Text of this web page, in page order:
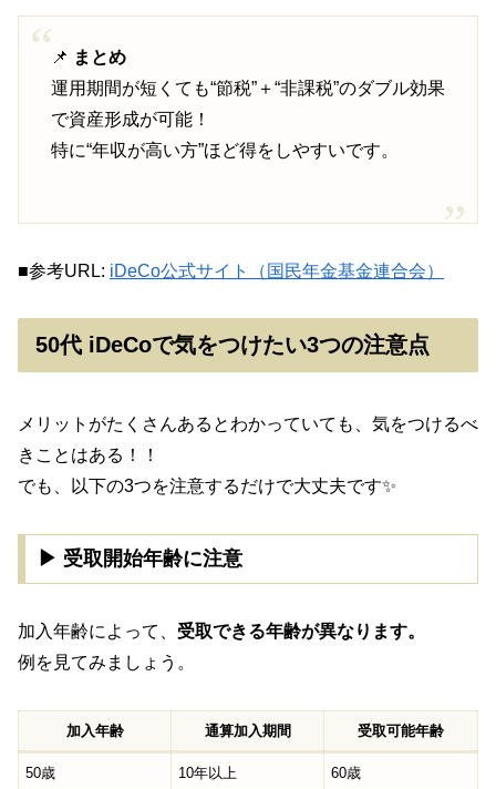
📌 まとめ
運用期間が短くても“節税”＋“非課税”のダブル効果
で資産形成が可能！
特に“年収が高い方”ほど得をしやすいです。
■参考URL: iDeCo公式サイト（国民年金基金連合会）
50代 iDeCoで気をつけたい3つの注意点
メリットがたくさんあるとわかっていても、気をつけるべ
きことはある！！
でも、以下の3つを注意するだけで大丈夫です✨
▶ 受取開始年齢に注意
加入年齢によって、 受取できる年齢が異なります。
例を見てみましょう。
加入年齢 通算加入期間 受取可能年齢
50歳 10年以上 60歳